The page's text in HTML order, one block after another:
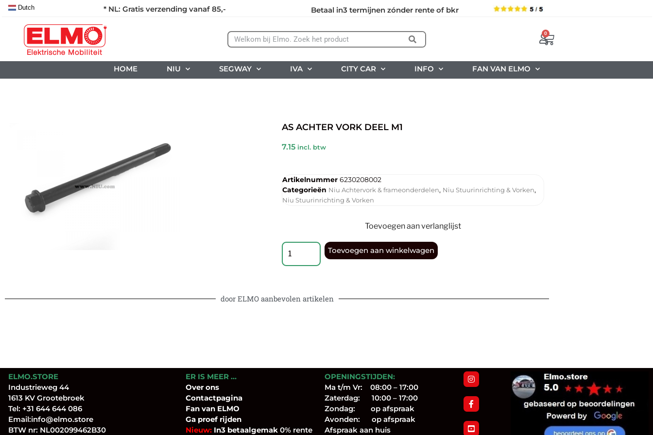
* NL: Gratis verzending vanaf 85,- Betaal in3 termijnen zónder rente of bkr
Dutch
0
HOME NIU SEGWAY IVA CITY CAR INFO FAN VAN ELMO
AS ACHTER VORK DEEL M1
7.15 incl. btw
Artikelnummer 6230208002
Categorieën Niu Achtervork & frameonderdelen, Niu Stuurinrichting & Vorken,
Niu Stuurinrichting & Vorken
Toevoegen aan verlanglijst
Toevoegen aan winkelwagen
door ELMO aanbevolen artikelen
ELMO.STORE
Industrieweg 44
1613 KV Grootebroek
Tel: +31 644 644 086
Email:info@elmo.store
BTW nr: NL002099462B30
ER IS MEER …
Over ons
Contactpagina
Fanvan ELMO
Ga proef rijden
Nieuw:In3 betaalgemak 0% rente
OPENINGSTIJDEN:
Ma t/m Vr: 08:00 – 17:00
Zaterdag: 10:00 – 17:00
Zondag: op afspraak
Avonden: op afspraak
Afspraak aan huis